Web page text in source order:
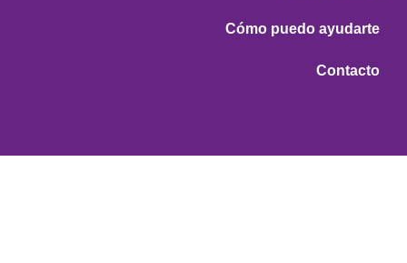
Cómo puedo ayudarte
Contacto